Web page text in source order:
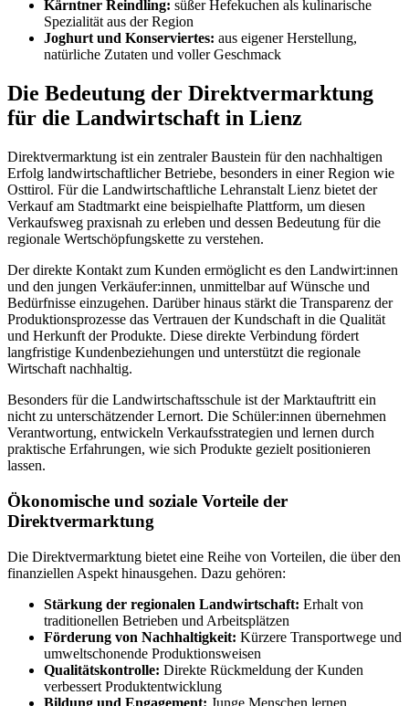
Kärntner Reindling: süßer Hefekuchen als kulinarische
Spezialität aus der Region
Joghurt und Konserviertes: aus eigener Herstellung,
natürliche Zutaten und voller Geschmack
Die Bedeutung der Direktvermarktung
für die Landwirtschaft in Lienz
Direktvermarktung ist ein zentraler Baustein für den nachhaltigen
Erfolg landwirtschaftlicher Betriebe, besonders in einer Region wie
Osttirol. Für die Landwirtschaftliche Lehranstalt Lienz bietet der
Verkauf am Stadtmarkt eine beispielhafte Plattform, um diesen
Verkaufsweg praxisnah zu erleben und dessen Bedeutung für die
regionale Wertschöpfungskette zu verstehen.
Der direkte Kontakt zum Kunden ermöglicht es den Landwirt:innen
und den jungen Verkäufer:innen, unmittelbar auf Wünsche und
Bedürfnisse einzugehen. Darüber hinaus stärkt die Transparenz der
Produktionsprozesse das Vertrauen der Kundschaft in die Qualität
und Herkunft der Produkte. Diese direkte Verbindung fördert
langfristige Kundenbeziehungen und unterstützt die regionale
Wirtschaft nachhaltig.
Besonders für die Landwirtschaftsschule ist der Marktauftritt ein
nicht zu unterschätzender Lernort. Die Schüler:innen übernehmen
Verantwortung, entwickeln Verkaufsstrategien und lernen durch
praktische Erfahrungen, wie sich Produkte gezielt positionieren
lassen.
Ökonomische und soziale Vorteile der
Direktvermarktung
Die Direktvermarktung bietet eine Reihe von Vorteilen, die über den
finanziellen Aspekt hinausgehen. Dazu gehören:
Stärkung der regionalen Landwirtschaft: Erhalt von
traditionellen Betrieben und Arbeitsplätzen
Förderung von Nachhaltigkeit: Kürzere Transportwege und
umweltschonende Produktionsweisen
Qualitätskontrolle: Direkte Rückmeldung der Kunden
verbessert Produktentwicklung
Bildung und Engagement: Junge Menschen lernen